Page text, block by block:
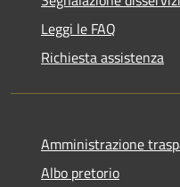
Leggi le FAQ
Richiesta assistenza
Amministrazione
Albo pretorio